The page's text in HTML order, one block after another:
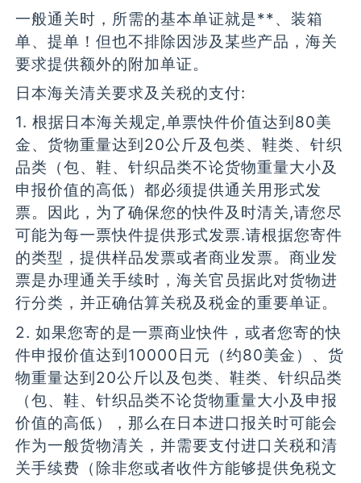
一般通关时，所需的基本单证就是**、装箱
单、提单！但也不排除因涉及某些产品，海关
要求提供额外的附加单证。
日本海关清关要求及关税的支付:
1. 根据日本海关规定,单票快件价值达到80美
金、货物重量达到20公斤及包类、鞋类、针织
品类（包、鞋、针织品类不论货物重量大小及
申报价值的高低）都必须提供通关用形式发
票。因此，为了确保您的快件及时清关,请您尽
可能为每一票快件提供形式发票.请根据您寄件
的类型，提供样品发票或者商业发票。商业发
票是办理通关手续时，海关官员据此对货物进
行分类，并正确估算关税及税金的重要单证。
2. 如果您寄的是一票商业快件，或者您寄的快
件申报价值达到10000日元（约80美金）、货
物重量达到20公斤以及包类、鞋类、针织品类
（包、鞋、针织品类不论货物重量大小及申报
价值的高低），那么在日本进口报关时可能会
作为一般货物清关，并需要支付进口关税和清
关手续费（除非您或者收件方能够提供免税文